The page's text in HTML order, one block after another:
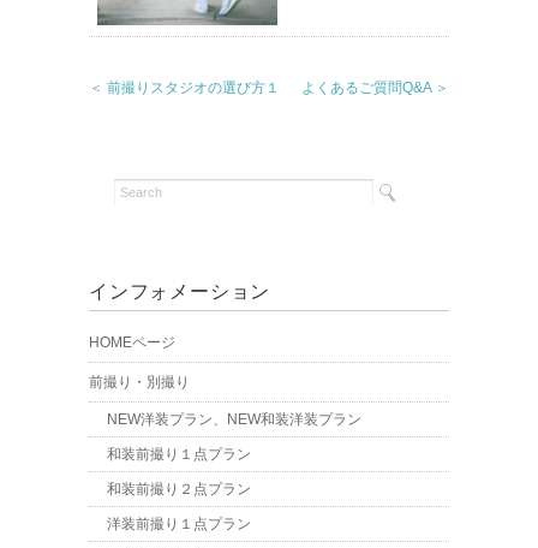
＜ 前撮りスタジオの選び方１ よくあるご質問Q&A ＞
インフォメーション
HOMEページ
前撮り・別撮り
NEW洋装プラン、NEW和装洋装プラン
和装前撮り１点プラン
和装前撮り２点プラン
洋装前撮り１点プラン